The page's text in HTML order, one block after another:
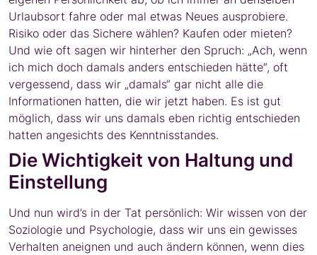
Urlaubsort fahre oder mal etwas Neues ausprobiere.
Risiko oder das Sichere wählen? Kaufen oder mieten?
Und wie oft sagen wir hinterher den Spruch: „Ach, wenn
ich mich doch damals anders entschieden hätte“, oft
vergessend, dass wir „damals“ gar nicht alle die
Informationen hatten, die wir jetzt haben. Es ist gut
möglich, dass wir uns damals eben richtig entschieden
hatten angesichts des Kenntnisstandes.
Die Wichtigkeit von Haltung und
Einstellung
Und nun wird’s in der Tat persönlich: Wir wissen von der
Soziologie und Psychologie, dass wir uns ein gewisses
Verhalten aneignen und auch ändern können, wenn dies